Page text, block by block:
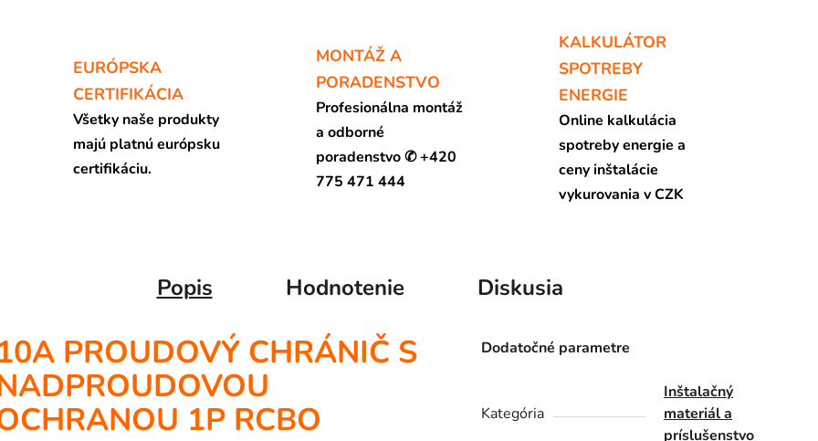
EURÓPSKA
CERTIFIKÁCIA
Všetky naše produkty
majú platnú európsku
certifikáciu.
MONTÁŽ A
PORADENSTVO
Profesionálna montáž
a odborné
poradenstvo ✆ +420
775 471 444
KALKULÁTOR
SPOTREBY
ENERGIE
Online kalkulácia
spotreby energie a
ceny inštalácie
vykurovania v CZK
Popis Hodnotenie Diskusia
PROUDOVÝ CHRÁNIČ S
1P RCBO
Dodatočné parametre
Kategória
Inštalačný
materiál a
príslušenstvo